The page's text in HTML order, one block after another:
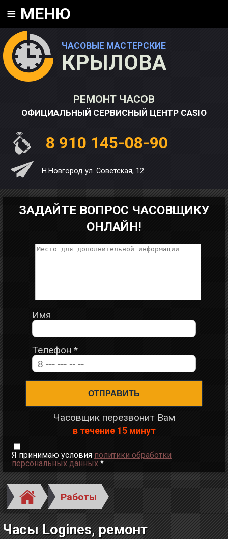
ЧАСОВЫЕ МАСТЕРСКИЕ
КРЫЛОВА
РЕМОНТ ЧАСОВ
ОФИЦИАЛЬНЫЙ СЕРВИСНЫЙ ЦЕНТР CASIO
8 910 145-08-90
Н.Новгород ул. Советская, 12
≡ МЕНЮ
ЗАДАЙТЕ ВОПРОС ЧАСОВЩИКУ
ОНЛАЙН!
Имя
Телефон *
Часовщик перезвонит Вам
в течение 15 минут
Я принимаю условия политики обработки
персональных данных *
Работы
Часы Logines, ремонт